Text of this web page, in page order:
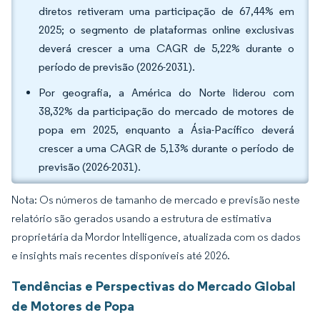
diretos retiveram uma participação de 67,44% em
2025; o segmento de plataformas online exclusivas
deverá crescer a uma CAGR de 5,22% durante o
período de previsão (2026-2031).
Por geografia, a América do Norte liderou com
38,32% da participação do mercado de motores de
popa em 2025, enquanto a Ásia-Pacífico deverá
crescer a uma CAGR de 5,13% durante o período de
previsão (2026-2031).
Nota: Os números de tamanho de mercado e previsão neste
relatório são gerados usando a estrutura de estimativa
proprietária da Mordor Intelligence, atualizada com os dados
e insights mais recentes disponíveis até 2026.
Tendências e Perspectivas do Mercado Global
de Motores de Popa